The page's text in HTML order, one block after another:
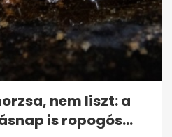
nem liszt: a
is ropogós...